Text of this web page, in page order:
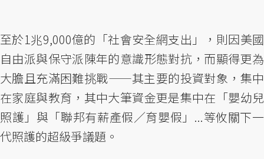
至於1兆9,000億的「社會安全網支出」，則因美國
自由派與保守派陳年的意識形態對抗，而顯得更為
大膽且充滿困難挑戰——其主要的投資對象，集中
在家庭與教育，其中大筆資金更是集中在「嬰幼兒
照護」與「聯邦有薪產假／育嬰假」...等攸關下一
代照護的超級爭議題。